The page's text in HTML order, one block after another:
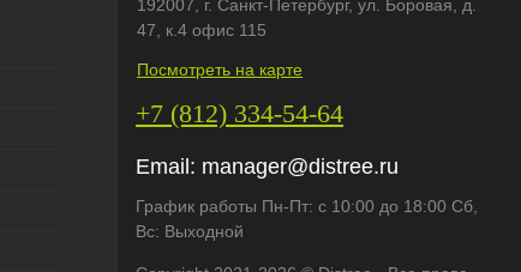
192007 , г. Санкт-Петербург, ул. Боровая, д.
47, к.4 офис 115
Посмотреть на карте
+7 (812) 334-54-64
Email: manager@distree.ru
График работы Пн-Пт: с 10:00 до 18:00 Сб,
Вс: Выходной